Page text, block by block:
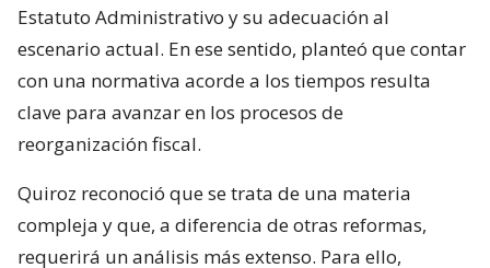
Estatuto Administrativo y su adecuación al
escenario actual. En ese sentido, planteó que contar
con una normativa acorde a los tiempos resulta
clave para avanzar en los procesos de
reorganización fiscal.
Quiroz reconoció que se trata de una materia
compleja y que, a diferencia de otras reformas,
requerirá un análisis más extenso. Para ello,